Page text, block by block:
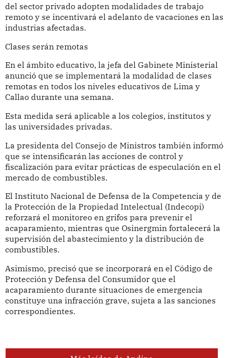
del sector privado adopten modalidades de trabajo
remoto y se incentivará el adelanto de vacaciones en las
industrias afectadas.
Clases serán remotas
En el ámbito educativo, la jefa del Gabinete Ministerial
anunció que se implementará la modalidad de clases
remotas en todos los niveles educativos de Lima y
Callao durante una semana.
Esta medida será aplicable a los colegios, institutos y
las universidades privadas.
La presidenta del Consejo de Ministros también informó
que se intensificarán las acciones de control y
fiscalización para evitar prácticas de especulación en el
mercado de combustibles.
El Instituto Nacional de Defensa de la Competencia y de
la Protección de la Propiedad Intelectual (Indecopi)
reforzará el monitoreo en grifos para prevenir el
acaparamiento, mientras que Osinergmin fortalecerá la
supervisión del abastecimiento y la distribución de
combustibles.
Asimismo, precisó que se incorporará en el Código de
Protección y Defensa del Consumidor que el
acaparamiento durante situaciones de emergencia
constituye una infracción grave, sujeta a las sanciones
correspondientes.